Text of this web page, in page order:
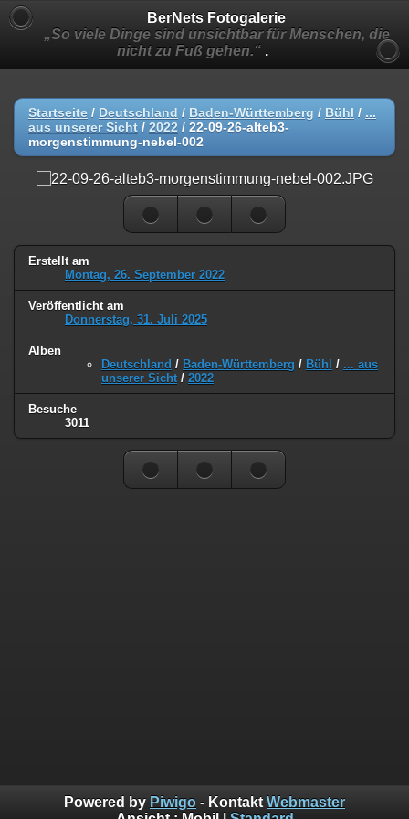
BerNets Fotogalerie
„So viele Dinge sind unsichtbar für Menschen, die
nicht zu Fuß gehen.“ .
Startseite / Deutschland / Baden-Württemberg / Bühl / ...
aus unserer Sicht / 2022 / 22-09-26-alteb3-
morgenstimmung-nebel-002
Erstellt am
Montag, 26. September 2022
Veröffentlicht am
Donnerstag, 31. Juli 2025
Alben
Deutschland / Baden-Württemberg / Bühl / ... aus
unserer Sicht / 2022
Besuche
3011
Powered by Piwigo - Kontakt Webmaster